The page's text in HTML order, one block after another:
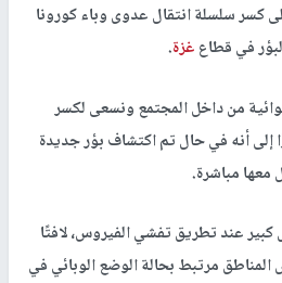
كسر سلسلة انتقال عدوى وباء كورونا
في قطاعغزة.
من داخل المجتمع ونسعى لكسر
إلى أنه في حال تم اكتشاف بؤر جديدة
معها مباشرة.
عند تطريق تفشي الفيروس، لافتًا
مرتبط بحالة الوضع الوبائي في